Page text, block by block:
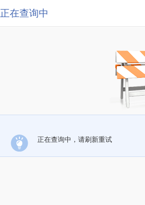
正在查询中
正在查询中，请刷新重试